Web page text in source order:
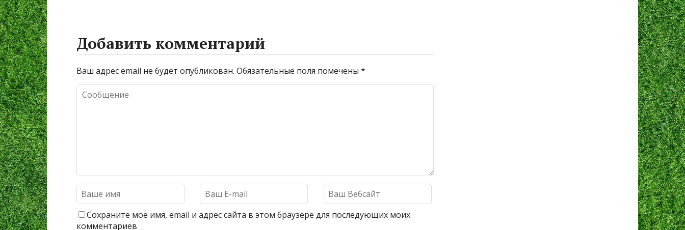
Добавить комментарий
Ваш адрес email не будет опубликован. Обязательные поля помечены *
Сохраните моё имя, email и адрес сайта в этом браузере для последующих моих
комментариев